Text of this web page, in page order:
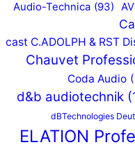
Audio-Technica (93)
cast C.ADOLPH & RST
Chauvet
Coda Audio
d&b audiotechnik
dBTechnologies
ELATION